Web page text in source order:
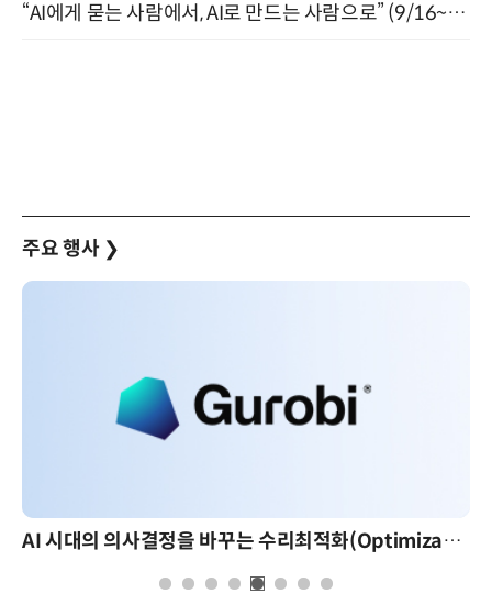
“AI에게 묻는 사람에서, AI로 만드는 사람으로” (9/16~17)
주요 행사 ❯
AI 시대의 의사결정을 바꾸는 수리최적화(Optimization): 실제 산업 적용 사례와 활용 전략